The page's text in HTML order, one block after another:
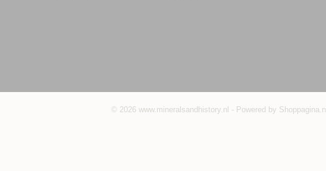
© 2026 www.mineralsandhistory.nl - Powered by Shoppagina.nl